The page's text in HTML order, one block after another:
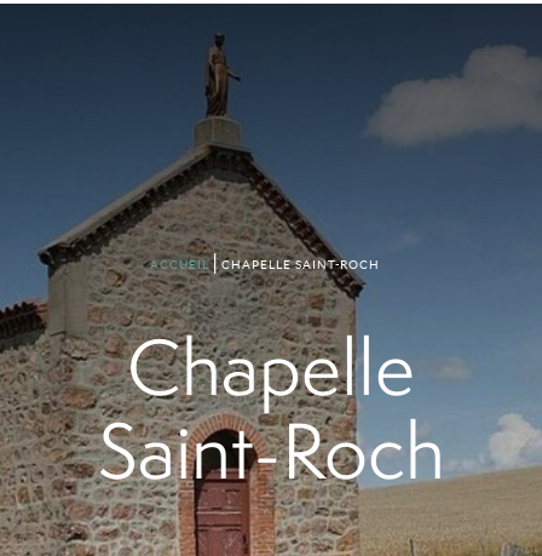
ACCUEIL CHAPELLE SAINT-ROCH
Chapelle
Saint-Roch